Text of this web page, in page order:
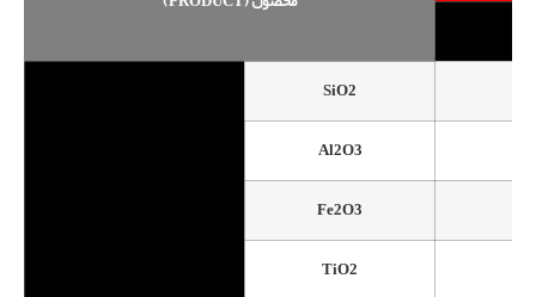
SiO2
Al2O3
Fe2O3
TiO2